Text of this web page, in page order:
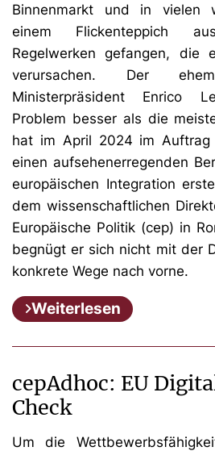
Binnenmarkt und in vielen
einem Flickenteppich
Regelwerken gefangen, die
verursachen. Der
Ministerpräsident Enrico
Problem besser als die
hat im April 2024 im Auftrag
einen aufsehenerregenden
europäischen Integration
dem wissenschaftlichen
Europäische Politik (cep) in
begnügt er sich nicht mit der
konkrete Wege nach vorne.
Weiterlesen
cepAdhoc: EU
Check
Um die